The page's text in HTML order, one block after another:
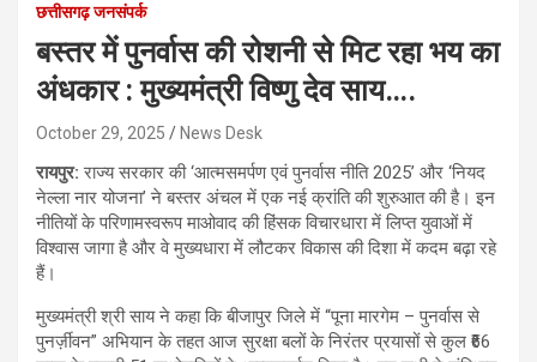
छत्तीसगढ़ जनसंपर्क
बस्तर में पुनर्वास की रोशनी से मिट रहा भय का
अंधकार : मुख्यमंत्री विष्णु देव साय….
October 29, 2025 News Desk
रायपुर:राज्य सरकार की ‘आत्मसमर्पण एवं पुनर्वास नीति 2025’ और ‘नियद
नेल्ला नार योजना’ ने बस्तर अंचल में एक नई क्रांति की शुरुआत की है। इन
नीतियों के परिणामस्वरूप माओवाद की हिंसक विचारधारा में लिप्त युवाओं में
विश्वास जागा है और वे मुख्यधारा में लौटकर विकास की दिशा में कदम बढ़ा रहे
हैं।
मुख्यमंत्री श्री साय ने कहा कि बीजापुर जिले में “पूना मारगेम – पुनर्वास से
पुनर्ज़ीवन” अभियान के तहत आज सुरक्षा बलों के निरंतर प्रयासों से कुल ₹66